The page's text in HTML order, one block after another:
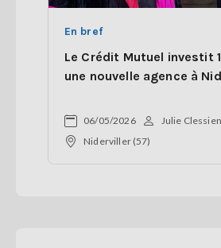
En bref
Le Crédit Mutuel investit
une nouvelle agence à
06/05/2026
Julie
Niderviller (57)